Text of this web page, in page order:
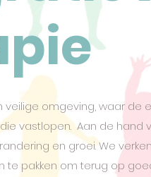
omgeving, waar de
vastlopen. Aan de
en groei. We
pakken om terug op